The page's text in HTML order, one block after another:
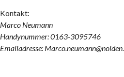
Kontakt:
Marco Neumann
Handynummer: 0163-3095746
Emailadresse: